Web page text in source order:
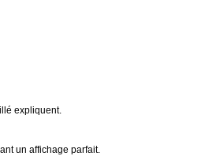
expliquent.
un affichage parfait.